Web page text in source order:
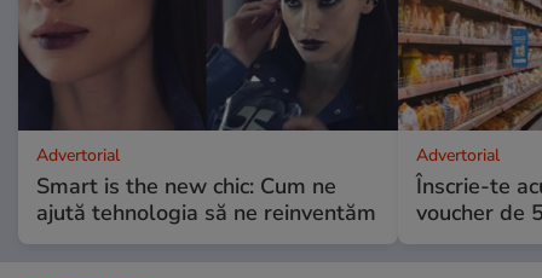
Advertorial
Smart is the new chic: Cum ne
ajută tehnologia să ne reinventăm
Advertorial
Înscrie-te
voucher de